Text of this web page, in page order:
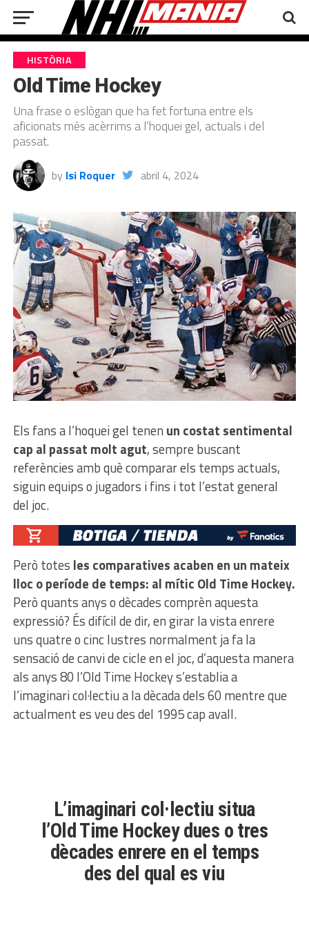
HISTÒRIA
Old Time Hockey
Una frase o eslògan que ha fet fortuna entre els
aficionats més acèrrims a l’hoquei gel, actuals i del
passat.
by Isi Roquer abril 4, 2024
Els fans a l’hoquei gel tenen un costat sentimental
cap al passat molt agut, sempre buscant
referències amb què comparar els temps actuals,
siguin equips o jugadors i fins i tot l’estat general
del joc.
Però totes les comparatives acaben en un mateix
lloc o període de temps: al mític Old Time Hockey.
Però quants anys o dècades comprèn aquesta
expressió? És difícil de dir, en girar la vista enrere
uns quatre o cinc lustres normalment ja fa la
sensació de canvi de cicle en el joc, d’aquesta manera
als anys 80 l’Old Time Hockey s’establia a
l’imaginari col·lectiu a la dècada dels 60 mentre que
actualment es veu des del 1995 cap avall.
L’imaginari col·lectiu situa
l’Old Time Hockey dues o tres
dècades enrere en el temps
des del qual es viu